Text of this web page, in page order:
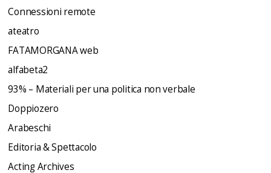
Connessioni remote
ateatro
FATAMORGANA web
alfabeta2
93% – Materiali per una politica non verbale
Doppiozero
Arabeschi
Editoria & Spettacolo
Acting Archives